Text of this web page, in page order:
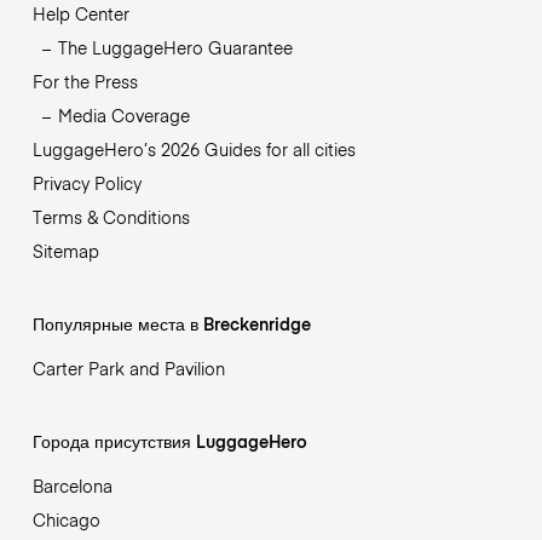
Help Center
The LuggageHero Guarantee
For the Press
Media Coverage
LuggageHero’s 2026 Guides for all cities
Privacy Policy
Terms & Conditions
Sitemap
Популярные места в Breckenridge
Carter Park and Pavilion
Города присутствия LuggageHero
Barcelona
Chicago